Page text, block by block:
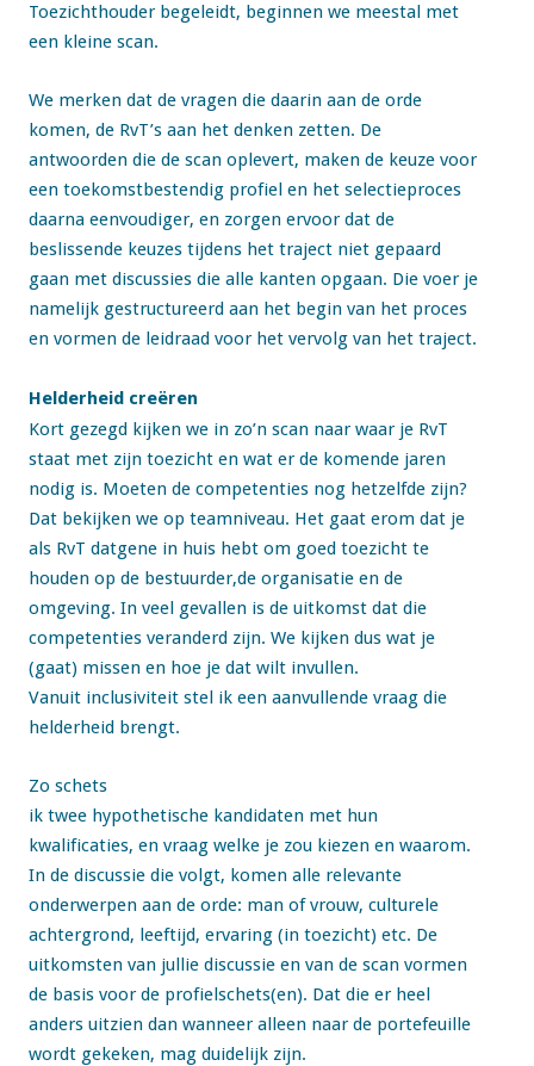
Toezichthouder begeleidt, beginnen we meestal met
een kleine scan.
We merken dat de vragen die daarin aan de orde
komen, de RvT’s aan het denken zetten. De
antwoorden die de scan oplevert, maken de keuze voor
een toekomstbestendig profiel en het selectieproces
daarna eenvoudiger, en zorgen ervoor dat de
beslissende keuzes tijdens het traject niet gepaard
gaan met discussies die alle kanten opgaan. Die voer je
namelijk gestructureerd aan het begin van het proces
en vormen de leidraad voor het vervolg van het traject.
Helderheid creëren
Kort gezegd kijken we in zo’n scan naar waar je RvT
staat met zijn toezicht en wat er de komende jaren
nodig is. Moeten de competenties nog hetzelfde zijn?
Dat bekijken we op teamniveau. Het gaat erom dat je
als RvT datgene in huis hebt om goed toezicht te
houden op de bestuurder,de organisatie en de
omgeving. In veel gevallen is de uitkomst dat die
competenties veranderd zijn. We kijken dus wat je
(gaat) missen en hoe je dat wilt invullen.
Vanuit inclusiviteit stel ik een aanvullende vraag die
helderheid brengt.
Zo schets
ik twee hypothetische kandidaten met hun
kwalificaties, en vraag welke je zou kiezen en waarom.
In de discussie die volgt, komen alle relevante
onderwerpen aan de orde: man of vrouw, culturele
achtergrond, leeftijd, ervaring (in toezicht) etc. De
uitkomsten van jullie discussie en van de scan vormen
de basis voor de profielschets(en). Dat die er heel
anders uitzien dan wanneer alleen naar de portefeuille
wordt gekeken, mag duidelijk zijn.